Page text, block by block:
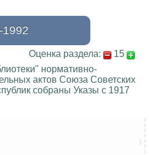
Оценка раздела:
15
нормативно-
актов Союза Советских
собраны Указы с 1917